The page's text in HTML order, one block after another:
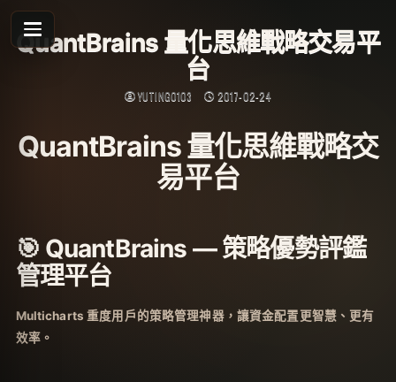
Skip
content
QuantBrains 量化思維戰略交易平
台
YUTING0103 2017-02-24
QuantBrains 量化思維戰略交
易平台
🎯 QuantBrains — 策略優勢評鑑
管理平台
Multicharts 重度用戶的策略管理神器，讓資金配置更智慧、更有
效率。